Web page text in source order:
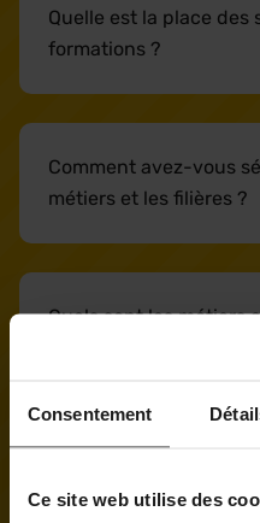
Consentement
Ce site web utilise des
Quelle est la place des
formations ?
Comment avez-vous
métiers et les filières ?
Quels sont les métiers
Hall 32 ?